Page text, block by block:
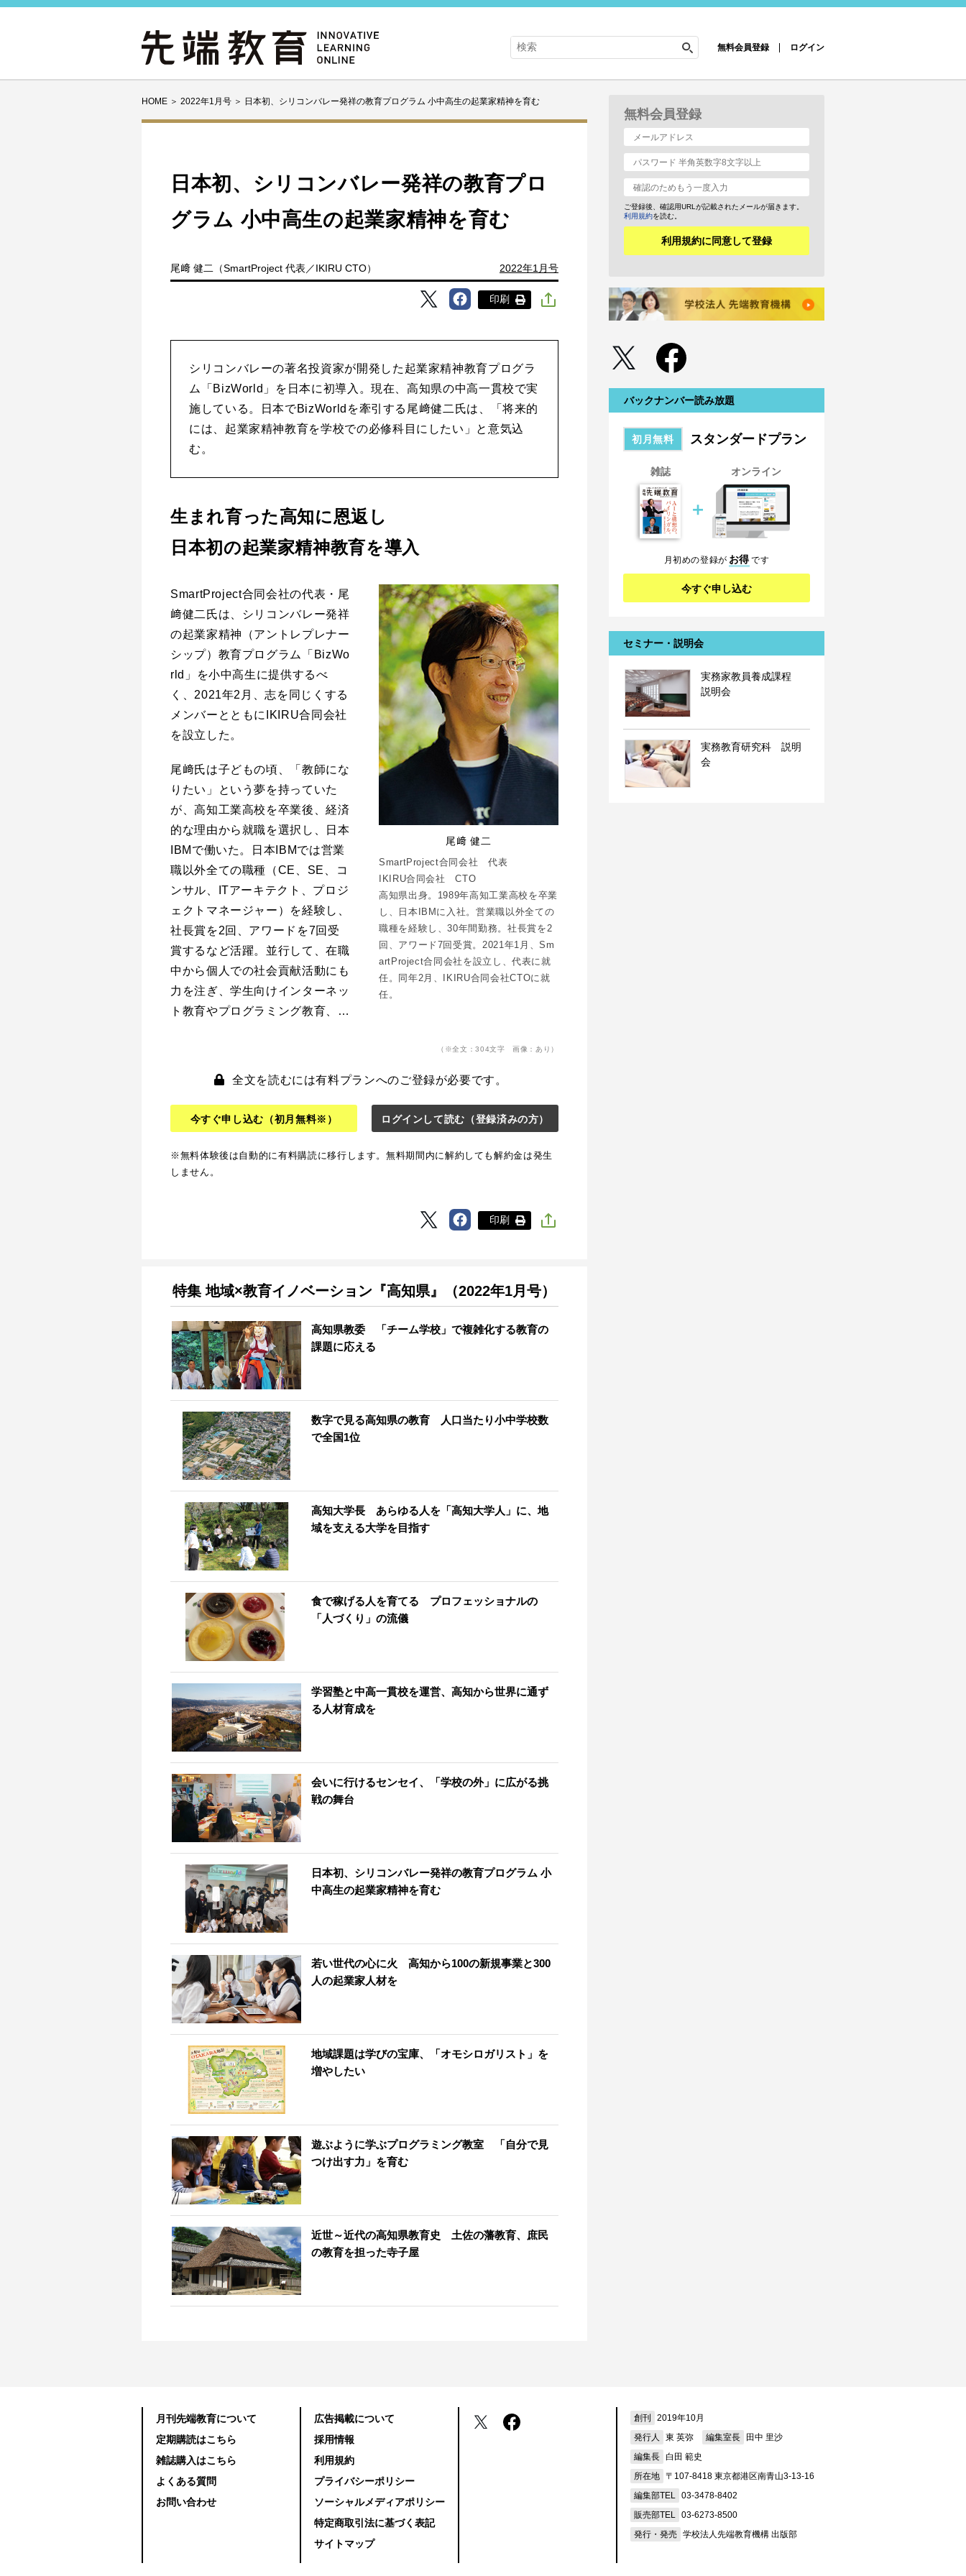
無料会員登録 ログイン
HOME ＞ 2022年1月号 ＞ 日本初、シリコンバレー発祥の教育プログラム 小中高生の起業家精神を育む
日本初、シリコンバレー発祥の教育プロ
グラム 小中高生の起業家精神を育む
尾﨑 健二（SmartProject 代表／IKIRU CTO） 2022年1月号
印刷
シリコンバレーの著名投資家が開発した起業家精神教育プログラ
ム「BizWorld」を日本に初導入。現在、高知県の中高一貫校で実
施している。日本でBizWorldを牽引する尾﨑健二氏は、「将来的
には、起業家精神教育を学校での必修科目にしたい」と意気込
む。
生まれ育った高知に恩返し
日本初の起業家精神教育を導入
尾﨑 健二
SmartProject合同会社 代表
IKIRU合同会社 CTO
高知県出身。1989年高知工業高校を卒業
し、日本IBMに入社。営業職以外全ての
職種を経験し、30年間勤務。社長賞を2
回、アワード7回受賞。2021年1月、Sm
artProject合同会社を設立し、代表に就
任。同年2月、IKIRU合同会社CTOに就
任。
SmartProject合同会社の代表・尾
﨑健二氏は、シリコンバレー発祥
の起業家精神（アントレプレナー
シップ）教育プログラム「BizWo
rld」を小中高生に提供するべ
く、2021年2月、志を同じくする
メンバーとともにIKIRU合同会社
を設立した。
尾﨑氏は子どもの頃、「教師にな
りたい」という夢を持っていた
が、高知工業高校を卒業後、経済
的な理由から就職を選択し、日本
IBMで働いた。日本IBMでは営業
職以外全ての職種（CE、SE、コ
ンサル、ITアーキテクト、プロジ
ェクトマネージャー）を経験し、
社長賞を2回、アワードを7回受
賞するなど活躍。並行して、在職
中から個人での社会貢献活動にも
力を注ぎ、学生向けインターネッ
ト教育やプログラミング教育、…
（※全文：304文字 画像：あり）
全文を読むには有料プランへのご登録が必要です。
今すぐ申し込む （初月無料※） ログインして読む （登録済みの方）
※無料体験後は自動的に有料購読に移行します。無料期間内に解約しても解約金は発生
しません。
印刷
特集 地域×教育イノベーション『高知県』（2022年1月号）
高知県教委 「チーム学校」で複雑化する教育の
課題に応える
数字で見る高知県の教育 人口当たり小中学校数
で全国1位
高知大学長 あらゆる人を「高知大学人」に、地
域を支える大学を目指す
食で稼げる人を育てる プロフェッショナルの
「人づくり」の流儀
学習塾と中高一貫校を運営、高知から世界に通ず
る人材育成を
会いに行けるセンセイ、「学校の外」に広がる挑
戦の舞台
日本初、シリコンバレー発祥の教育プログラム 小
中高生の起業家精神を育む
若い世代の心に火 高知から100の新規事業と300
人の起業家人材を
地域課題は学びの宝庫、「オモシロガリスト」を
増やしたい
遊ぶように学ぶプログラミング教室 「自分で見
つけ出す力」を育む
近世～近代の高知県教育史 土佐の藩教育、庶民
の教育を担った寺子屋
無料会員登録
ご登録後、確認用URLが記載されたメールが届きます。
利用規約を読む。
利用規約に同意して登録
バックナンバー読み放題
初月無料 スタンダードプラン
雑誌
＋
オンライン
月初めの登録が お得です
今すぐ申し込む
セミナー・説明会
実務家教員養成課程
説明会
実務教育研究科 説明
会
月刊先端教育について
定期購読はこちら
雑誌購入はこちら
よくある質問
お問い合わせ
広告掲載について
採用情報
利用規約
プライバシーポリシー
ソーシャルメディアポリシー
特定商取引法に基づく表記
サイトマップ
創刊
2019年10月
発行人
東 英弥 編集室長
田中 里沙
編集長 白田 範史
所在地 〒107-8418 東京都港区南青山3-13-16
編集部TEL 03-3478-8402
販売部TEL 03-6273-8500
発行・発売 学校法人先端教育機構 出版部